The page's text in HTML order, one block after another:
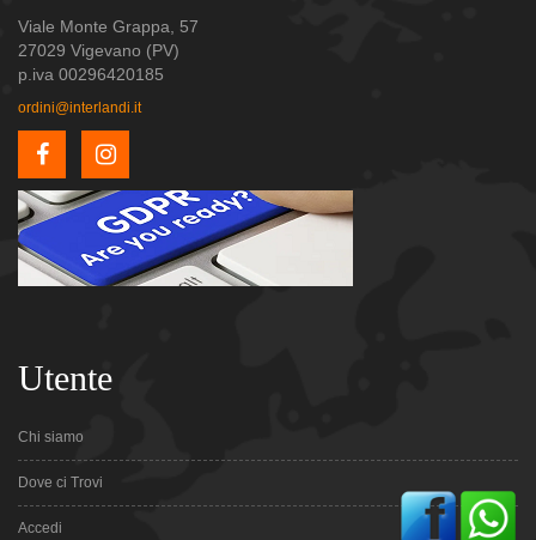
Viale Monte Grappa, 57
27029 Vigevano (PV)
p.iva 00296420185
ordini@interlandi.it
Utente
Chi siamo
Dove ci Trovi
Accedi